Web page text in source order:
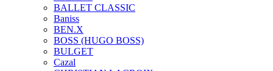
BALLET CLASSIC
Baniss
BEN.X
BOSS (HUGO BOSS)
BULGET
Cazal